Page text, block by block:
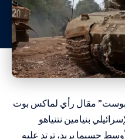
مقال رأي لماكس بوت
بنيامين نتنياهو
حسبما يريد، ترتد عليه